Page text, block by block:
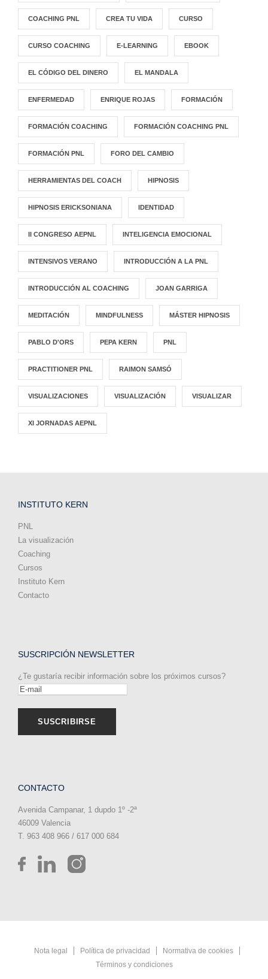
COACHING PNL CREA TU VIDA CURSO
CURSO COACHING E-LEARNING EBOOK
EL CÓDIGO DEL DINERO EL MANDALA
ENFERMEDAD ENRIQUE ROJAS FORMACIÓN
FORMACIÓN COACHING FORMACIÓN COACHING PNL
FORMACIÓN PNL FORO DEL CAMBIO
HERRAMIENTAS DEL COACH HIPNOSIS
HIPNOSIS ERICKSONIANA IDENTIDAD
II CONGRESO AEPNL INTELIGENCIA EMOCIONAL
INTENSIVOS VERANO INTRODUCCIÓN A LA PNL
INTRODUCCIÓN AL COACHING JOAN GARRIGA
MEDITACIÓN MINDFULNESS MÁSTER HIPNOSIS
PABLO D'ORS PEPA KERN PNL
PRACTITIONER PNL RAIMON SAMSÓ
VISUALIZACIONES VISUALIZACIÓN VISUALIZAR
XI JORNADAS AEPNL
INSTITUTO KERN
PNL
La visualización
Coaching
Cursos
Instituto Kern
Contacto
SUSCRIPCIÓN NEWSLETTER
¿Te gustaría recibir información sobre los próximos cursos?
CONTACTO
Avenida Campanar, 1 dupdo 1º -2ª
46009 Valencia
T. 963 408 966 / 617 000 684
Nota legal Política de privacidad
Normativa de cookies
Términos y condiciones